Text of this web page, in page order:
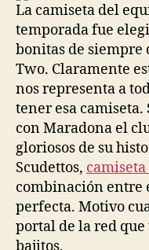
La camiseta del
temporada fue
bonitas de siempre
Two. Claramente
nos representa a
tener esa camiseta.
con Maradona el
gloriosos de su
Scudettos,
combinación entre
perfecta. Motivo
portal de la red
bajitos.